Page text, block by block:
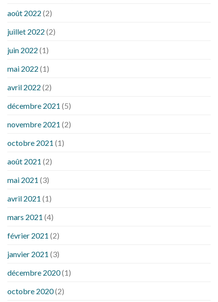
août 2022 (2)
juillet 2022 (2)
juin 2022 (1)
mai 2022 (1)
avril 2022 (2)
décembre 2021 (5)
novembre 2021 (2)
octobre 2021 (1)
août 2021 (2)
mai 2021 (3)
avril 2021 (1)
mars 2021 (4)
février 2021 (2)
janvier 2021 (3)
décembre 2020(1)
octobre 2020(2)